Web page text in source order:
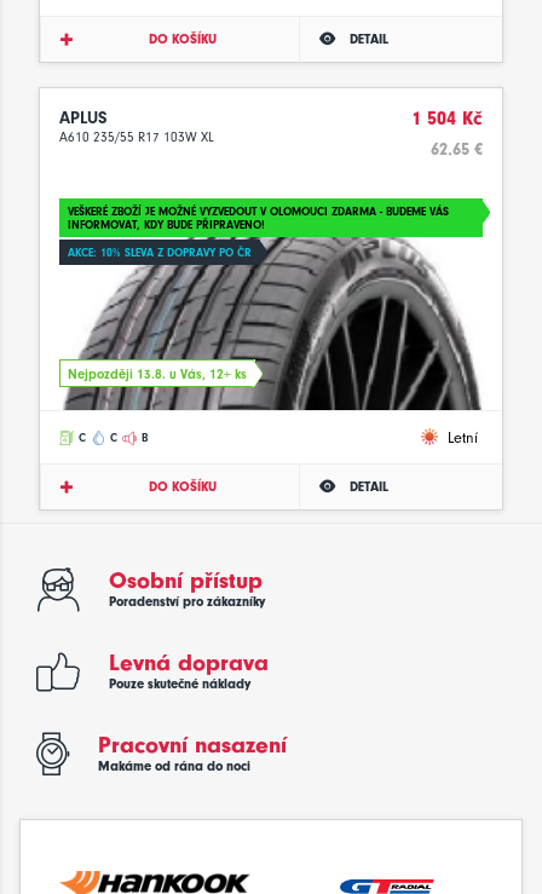
DO KOŠÍKU DETAIL
APLUS
A610 235/55 R17 103W XL
1 504 Kč
62.65 €
VEŠKERÉ ZBOŽÍ JE MOŽNÉ VYZVEDOUT V OLOMOUCI ZDARMA - BUDEME VÁS
INFORMOVAT, KDY BUDE PŘIPRAVENO!
AKCE: 10% SLEVA Z DOPRAVY PO ČR
Nejpozději 13.8. u Vás, 12+ ks
C C B Letní
DO KOŠÍKU DETAIL
Osobní přístup
Poradenství pro zákazníky
Levná doprava
Pouze skutečné náklady
Pracovní nasazení
Makáme od rána do noci